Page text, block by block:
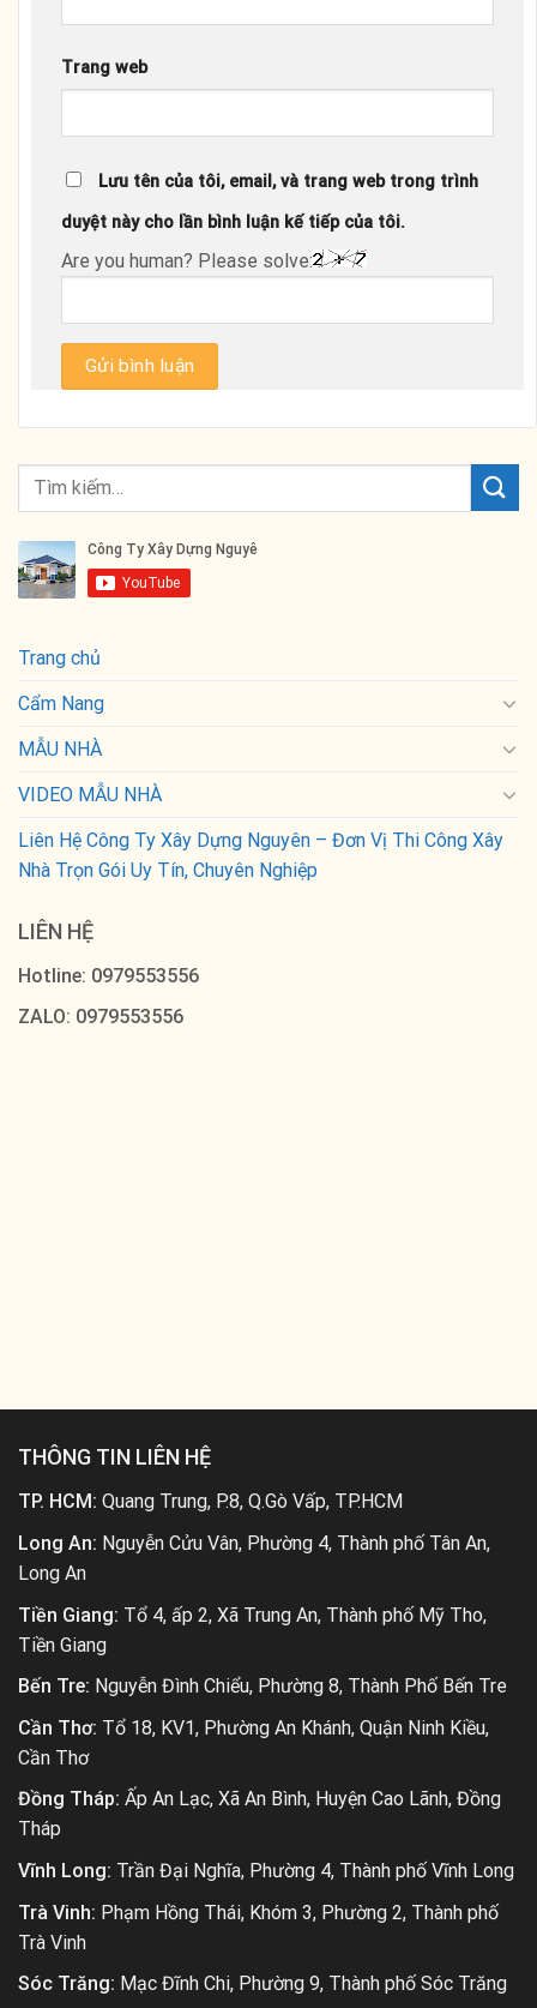
Trang web
Lưu tên của tôi, email, và trang web trong trình
duyệt này cho lần bình luận kế tiếp của tôi.
Are you human? Please solve:
Trang chủ
Cẩm Nang
MẪU NHÀ
VIDEO MẪU NHÀ
Liên Hệ Công Ty Xây Dựng Nguyên – Đơn Vị Thi Công Xây
Nhà Trọn Gói Uy Tín, Chuyên Nghiệp
LIÊN HỆ
Hotline: 0979553556
ZALO: 0979553556
THÔNG TIN LIÊN HỆ
TP. HCM: Quang Trung, P.8, Q.Gò Vấp, TP.HCM
Long An: Nguyễn Cửu Vân, Phường 4, Thành phố Tân An,
Long An
Tiền Giang: Tổ 4, ấp 2, Xã Trung An, Thành phố Mỹ Tho,
Tiền Giang
Bến Tre: Nguyễn Đình Chiểu, Phường 8, Thành Phố Bến Tre
Cần Thơ: Tổ 18, KV1, Phường An Khánh, Quận Ninh Kiều,
Cần Thơ
Đồng Tháp: Ấp An Lạc, Xã An Bình, Huyện Cao Lãnh, Đồng
Tháp
Vĩnh Long: Trần Đại Nghĩa, Phường 4, Thành phố Vĩnh Long
Trà Vinh: Phạm Hồng Thái, Khóm 3, Phường 2, Thành phố
Trà Vinh
Sóc Trăng: Mạc Đĩnh Chi, Phường 9, Thành phố Sóc Trăng